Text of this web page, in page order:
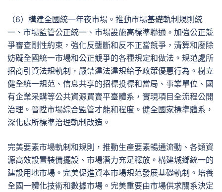
（6）構建全國統一年夜市場。推動市場基礎軌制規則統
一、市場監管公正統一、市場設施高標準聯通。加強公正競
爭審查剛性約束，強化反壟斷和反不正當競爭，清算和廢除
妨礙全國統一市場和公正競爭的各種規定和做法。規范處所
招商引資法規軌制，嚴禁違法違規給予政策優惠行為。樹立
健全統一規范、信息共享的招標投標和當局、事業單位、國
有企業采購等公共資源買賣平臺體系，實現項目全流程公開
治理。晉陞市場綜合監管才能和程度。健全國家標準體系，
深化處所標準治理軌制改造。
完美要素市場軌制和規則，推動生產要素暢通流動、各類資
源高效設置裝備擺設、市場潛力充足釋放。構建城鄉統一的
建設用地市場。完美促進資本市場規范發展基礎軌制。培養
全國一體化技術和數據市場。完美重要由市場供求關系決定